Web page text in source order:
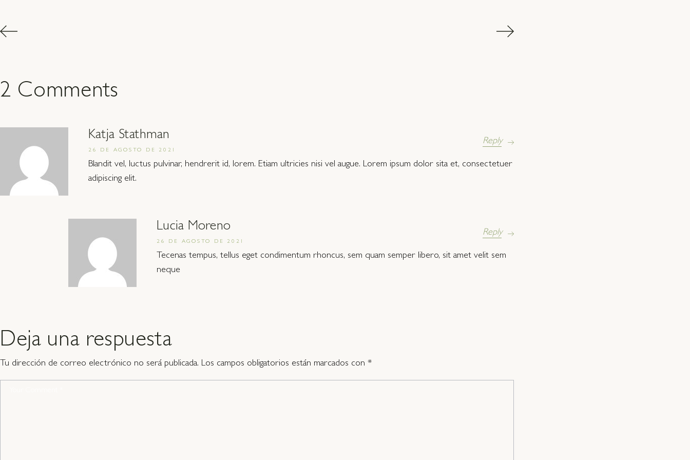
2 Comments
Katja Stathman
26 DE AGOSTO DE 2021
Blandit vel, luctus pulvinar, hendrerit id, lorem. Etiam ultricies nisi vel augue. Lorem ipsum dolor sita et, consectetuer
adipiscing elit.
Reply
Lucia Moreno
26 DE AGOSTO DE 2021
Tecenas tempus, tellus eget condimentum rhoncus, sem quam semper libero, sit amet velit sem
neque
Reply
Deja una respuesta
Tu dirección de correo electrónico no será publicada. Los campos obligatorios están marcados con *